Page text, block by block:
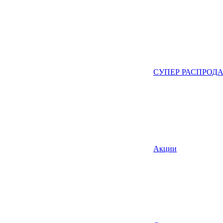
СУПЕР
Акции